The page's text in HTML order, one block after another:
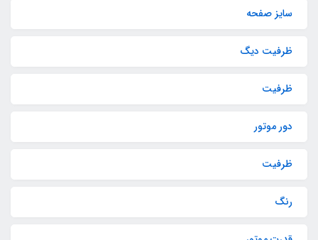
سایز صفحه
ظرفیت دیگ
ظرفیت
دور موتور
ظرفیت
رنگ